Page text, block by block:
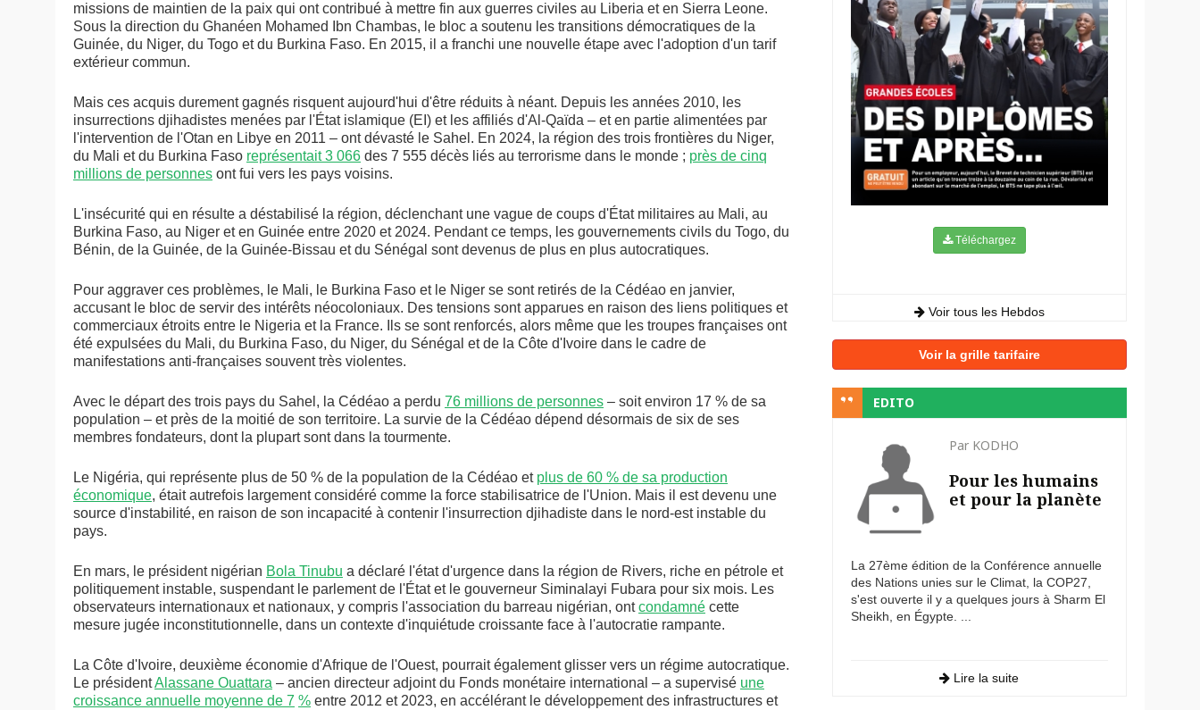
missions de maintien de la paix qui ont contribué à mettre fin aux guerres civiles au Liberia et en Sierra Leone.
Sous la direction du Ghanéen Mohamed Ibn Chambas, le bloc a soutenu les transitions démocratiques de la
Guinée, du Niger, du Togo et du Burkina Faso. En 2015, il a franchi une nouvelle étape avec l'adoption d'un tarif
extérieur commun.
Mais ces acquis durement gagnés risquent aujourd'hui d'être réduits à néant. Depuis les années 2010, les
insurrections djihadistes menées par l'État islamique (EI) et les affiliés d'Al-Qaïda – et en partie alimentées par
l'intervention de l'Otan en Libye en 2011 – ont dévasté le Sahel. En 2024, la région des trois frontières du Niger,
du Mali et du Burkina Faso représentait 3 066 des 7 555 décès liés au terrorisme dans le monde ; près de cinq
millions de personnes ont fui vers les pays voisins.
L'insécurité qui en résulte a déstabilisé la région, déclenchant une vague de coups d'État militaires au Mali, au
Burkina Faso, au Niger et en Guinée entre 2020 et 2024. Pendant ce temps, les gouvernements civils du Togo, du
Bénin, de la Guinée, de la Guinée-Bissau et du Sénégal sont devenus de plus en plus autocratiques.
Pour aggraver ces problèmes, le Mali, le Burkina Faso et le Niger se sont retirés de la Cédéao en janvier,
accusant le bloc de servir des intérêts néocoloniaux. Des tensions sont apparues en raison des liens politiques et
commerciaux étroits entre le Nigeria et la France. Ils se sont renforcés, alors même que les troupes françaises ont
été expulsées du Mali, du Burkina Faso, du Niger, du Sénégal et de la Côte d'Ivoire dans le cadre de
manifestations anti-françaises souvent très violentes.
Avec le départ des trois pays du Sahel, la Cédéao a perdu 76 millions de personnes – soit environ 17 % de sa
population – et près de la moitié de son territoire. La survie de la Cédéao dépend désormais de six de ses
membres fondateurs, dont la plupart sont dans la tourmente.
Le Nigéria, qui représente plus de 50 % de la population de la Cédéao et plus de 60 % de sa production
économique, était autrefois largement considéré comme la force stabilisatrice de l'Union. Mais il est devenu une
source d'instabilité, en raison de son incapacité à contenir l'insurrection djihadiste dans le nord-est instable du
pays.
En mars, le président nigérian Bola Tinubu a déclaré l'état d'urgence dans la région de Rivers, riche en pétrole et
politiquement instable, suspendant le parlement de l'État et le gouverneur Siminalayi Fubara pour six mois. Les
observateurs internationaux et nationaux, y compris l'association du barreau nigérian, ontcondamné cette
mesure jugée inconstitutionnelle, dans un contexte d'inquiétude croissante face à l'autocratie rampante.
La Côte d'Ivoire, deuxième économie d'Afrique de l'Ouest, pourrait également glisser vers un régime autocratique.
Le présidentAlassane Ouattara – ancien directeur adjoint du Fonds monétaire international – a supervisé une
croissance annuelle moyenne de 7 % entre 2012 et 2023, en accélérant le développement des infrastructures et
Téléchargez
Voir tous les Hebdos
Voir la grille tarifaire
EDITO
Par KODHO
Pour les humains
et pour la planète
La 27ème édition de la Conférence annuelle
des Nations unies sur le Climat, la COP27,
s'est ouverte il y a quelques jours à Sharm El
Sheikh, en Égypte. ...
Lire la suite